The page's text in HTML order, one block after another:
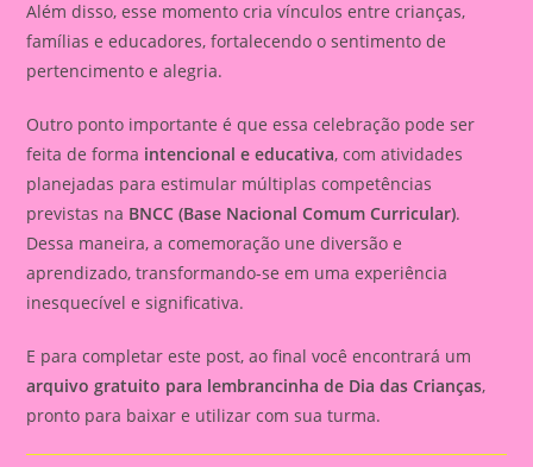
Além disso, esse momento cria vínculos entre crianças,
famílias e educadores, fortalecendo o sentimento de
pertencimento e alegria.
Outro ponto importante é que essa celebração pode ser
feita de forma intencional e educativa, com atividades
planejadas para estimular múltiplas competências
previstas na BNCC (Base Nacional Comum Curricular).
Dessa maneira, a comemoração une diversão e
aprendizado, transformando-se em uma experiência
inesquecível e significativa.
E para completar este post, ao final você encontrará um
arquivo gratuito para lembrancinha de Dia das Crianças,
pronto para baixar e utilizar com sua turma.